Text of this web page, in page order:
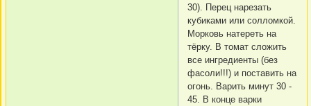
30). Перец нарезать
кубиками или солломкой.
Морковь натереть на
тёрку. В томат сложить
все ингредиенты (без
фасоли!!!) и поставить на
огонь. Варить минут 30 -
45. В конце варки